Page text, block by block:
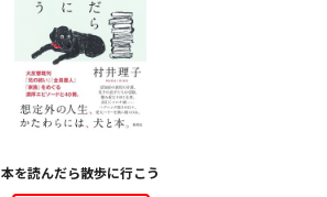
本を読んだら散歩に行こう